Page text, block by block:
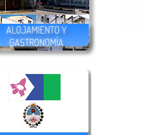
ALOJAMIENTO Y
GASTRONOMÍA